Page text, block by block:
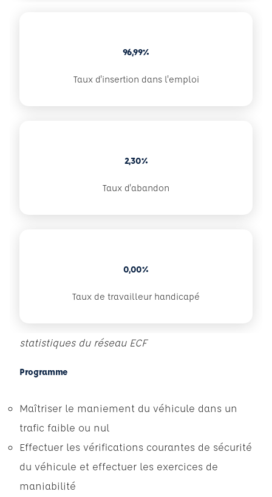
96,99%
Taux d'insertion dans l'emploi
2,30%
Taux d'abandon
0,00%
Taux de travailleur handicapé
statistiques du réseau ECF
Programme
Maîtriser le maniement du véhicule dans un
trafic faible ou nul
Effectuer les vérifications courantes de sécurité
du véhicule et effectuer les exercices de
maniabilité